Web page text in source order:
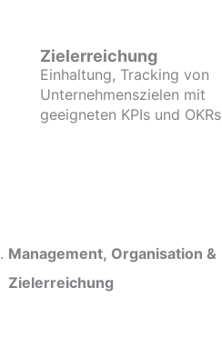
Zielerreichung
Einhaltung, Tracking von
Unternehmenszielen mit
geeigneten KPIs und OKRs
Management, Organisation &
Zielerreichung